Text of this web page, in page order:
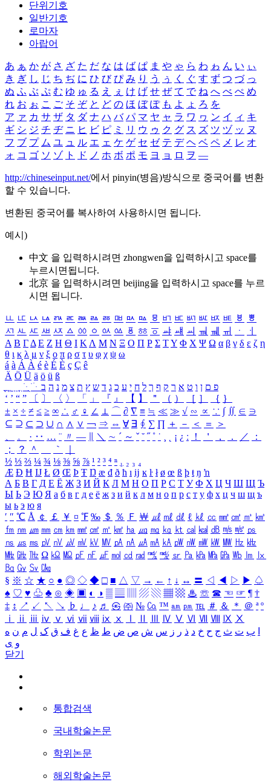
단위기호
일반기호
로마자
아랍어
あ ぁ か が さ ざ た だ な は ば ぱ ま や ゃ ら わ ゎ ん い ぃ
き ぎ し じ ち ぢ に ひ び ぴ み り う ぅ く ぐ す ず つ づ っ
ぬ ふ ぶ ぷ む ゆ ゅ る え ぇ け げ せ ぜ て で ね へ べ ぺ め
れ お ぉ こ ご そ ぞ と ど の ほ ぼ ぽ も よ ょ ろ を
ア ァ カ サ ザ タ ダ ナ ハ バ パ マ ヤ ャ ラ ワ ヮ ン イ ィ キ
ギ シ ジ チ ヂ ニ ヒ ビ ピ ミ リ ウ ゥ ク グ ス ズ ツ ヅ ッ ヌ
フ ブ プ ム ユ ュ ル エ ェ ケ ゲ セ ゼ テ デ ヘ ベ ペ メ レ オ
ォ コ ゴ ソ ゾ ト ド ノ ホ ボ ポ モ ヨ ョ ロ ヲ ―
http://chineseinput.net/에서 pinyin(병음)방식으로 중국어를 변환
할 수 있습니다.
변환된 중국어를 복사하여 사용하시면 됩니다.
예시)
中文 을 입력하시려면 zhongwen을 입력하시고 space를
누르시면됩니다.
北京 을 입력하시려면 beijing을 입력하시고 space를 누르
시면 됩니다.
ㅥ ㅦ ㅧ ㅨ ㅩ ㅪ ㅫ ㅬ ㅭ ㅮ ㅯ ㅰ ㅱ ㅲ ㅳ ㅴ ㅵ ㅶ ㅷ ㅸ
ㅹ
ㅺ ㅻ ㅼ ㅽ ㅾ ㅿ ㆀ ㆁ ㆂ ㆃ ㆄ ㆅ ㆆ ㆇ ㆈ ㆉ ㆊ ㆋ ㆌ ㆍ
ㆎ
Α Β ΓΔ Ε Ζ Η Θ Ι ΚΛ Μ Ν Ξ Ο Π Ρ Σ ΤΥ Φ Χ Ψ Ω α β γ δ ε ζ η
θ ι κ λ μ ν ξ ο π ρ σ τ υ φ χ ψ ω
á à Á À é è É È ç Ç ê
Ä Ö Ü ä ö ü ß
ִֶֹ ֻּ ׁׂ פ ם ן ו ט א ר ק ף ך ל ח י ע כ ג ד ש ץ ת צ מ נ ה ב
‘ ’ “ ” 〔 〕 〈 〉 「 」 『 』 【 】 ＂ （ ） ［ ］ ｛ ｝
± × ÷ ≠ ≤ ≥ ∞ ∴ ♂ ♀ ∠ ⊥ ⌒ ∂ ∇ ≡ ≒ ≪ ≫ √ ∽ ∝ ∵ ∫ ∬ ∈ ∋
⊆ ⊇ ⊂ ⊃ ∪ ∩ ∧ ∨ ￢ ⇒ ⇔ ∀ ∃ ∮ ∑ ∏ ＋ － ＜ ＝
＞
、
。 · ‥ … ¨ 〃 ― ＼ ∼ ´ ～ ˇ ˘ ˝ ˚ ˙ ¸ ¡ ¿ ː ！ ＇ ， ． ／
：
；
？ ＾ ｀
½ ⅓ ⅔ ¼ ¾ ⅛ ⅜ ⅝ ⅞ ¹ ² ³ ⁴ ⁿ ₁ ₂ ₃ ₄
Æ Ð Ħ Ĳ Ł Ø Œ Þ Ŧ Ŋ æ đ ð ħ ı ĳ ĸ ŀ ł ø œ ß þ ŧ ŋ ŉ
А Б В Г Д Е Ё Ж З И Й К Л М Н О П Р С Т У Ф Х Ц Ч Ш Щ Ъ
Ы Ь Э Ю Я а б в г д е ё ж з и й к л м н о п р с т у ф х ц ч ш щ ъ
ы ь э ю я
′ ″ ℃ Å ￠ ￡ ￥ ¤ ℉ ‰ ＄ ％ Ｆ ￦ ㎕ ㎖ ㎗ ℓ ㎘ ㏄ ㎣ ㎤ ㎥ ㎦
㎙ ㎚ ㎛ ㎜ ㎝ ㎞ ㎟ ㎠ ㎡ ㎢ ㏊ ㎍ ㎎ ㎏ ㏏ ㎈ ㎉ ㏈ ㎧ ㎨ ㎰
㎱ ㎲ ㎳ ㎴ ㎵ ㎶ ㎷ ㎸ ㎹ ㎀ ㎁ ㎂ ㎃ ㎄ ㎺ ㎻ ㎽ ㎾ ㎿ ㎐ ㎑
㎒ ㎓ ㎔ Ω ㏀ ㏁ ㎊ ㎋ ㎌ ㏖ ㏅ ㎭ ㎮ ㎯ ㏛ ㎩ ㎪ ㎫ ㎬ ㏝ ㏐
㏓
㏃ ㏉ ㏜ ㏆
§ ※ ☆ ★ ○ ● ◎ ◇ ◆ □ ■ △ ▽ → ← ↑ ↓ ↔ 〓 ◁ ◀ ▷ ▶ ♤
♠ ♡ ♥ ♧ ♣ ⊙ ◈ ▣ ◐ ◑ ▒ ▤ ▨ ▧ ▦ ▩ ♨ ☏ ☎ ☜ ☞ ¶ †
‡ ↕ ↗ ↙ ↖ ↘ ♭ ♩ ♪ ♬ ㉿ ㈜ № ㏇ ™ ㏂ ㏘ ℡ ＃ ＆ ＊ ＠ ª º
ⅰ
ⅱ ⅲ ⅳ ⅴ ⅵ ⅶ ⅷ ⅸ ⅹ Ⅳ Ⅴ Ⅵ Ⅶ Ⅷ Ⅸ Ⅹ
ب ت ث ج ح خ د ذ ر ز س ش ص ض ط ظ ع غ ف ق ک ل م ن ه
و ی
닫기
통합검색
국내학술논문
학위논문
해외학술논문